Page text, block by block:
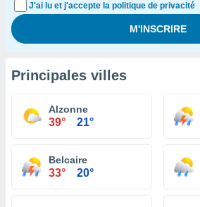
J'ai lu et j'accepte la politique de privacité
Principales villes
Alzonne
39° 21°
Belcaire
33° 20°